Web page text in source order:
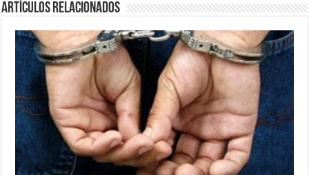
Artículos Relacionados